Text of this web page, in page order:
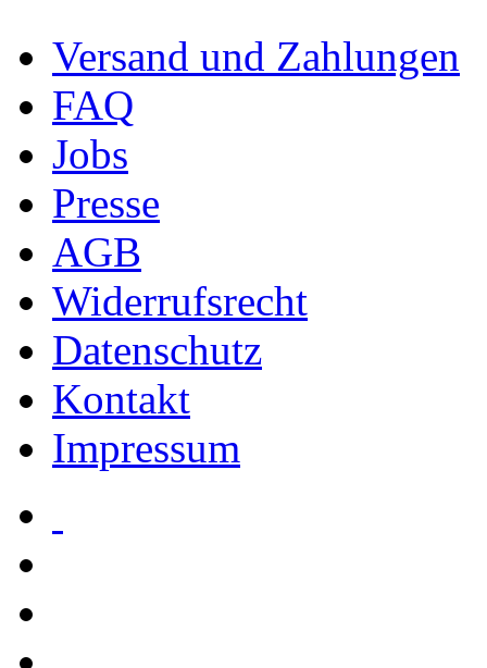
Versand und Zahlungen
FAQ
Jobs
Presse
AGB
Widerrufsrecht
Datenschutz
Kontakt
Impressum